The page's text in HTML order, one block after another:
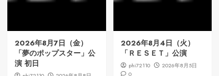
2026年8月7日（金）
「夢のポップスター」公
演 初日
2026年8月4日（火）
「ＲＥＳＥＴ」公演
phi72110
2026年8月5日
0